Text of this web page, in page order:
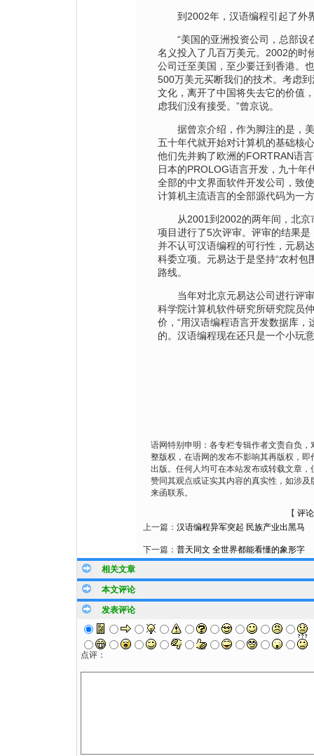
到2002年，汉语编程引起了外
“美国的亚洲投资公司，总部设
名义投入了几百万美元。2002的时
公司迁至美国，至少要迁到香港。
500万美元买断我们的技术。考虑
文化，离开了中国将失去它的价值
虑我们没有接受。”曾京说。
据曾京介绍，作为脚注的是，美
五十年代就开始对计算机的基础核
他们先并购了欧洲的FORTRAN语
日本的PROLOG语言开发，九十年
全部的中文界面软件开发公司，致
计算机主流语言的全部源代码为一
从2001到2002的两年间，北京
项目进行了5次评审。评审的结果是
并不认可汉语编程的可行性，元易
科委立项。元易达于是坚持“农村包
路线。
当年对北京元易达公司进行评审
科学院计算机软件研究所研究院员
价，“用汉语编程语言开发数据库，
的。汉语编程现在还只是一个小玩
语网特别申明：各专栏专辑作者文责自负，
整版权，在语网的发布不影响其再版权，即
出版。任何人均可在本站发布或转载文章，
赞同其观点或证实其内容的真实性，如涉及
来函联系。
【 评论
上一篇： 汉语编程异军突起 民族产业出黑马
下一篇： 普天同文 全世界都能看懂的象形字
相关文章
本文评论
发表评论
点评：